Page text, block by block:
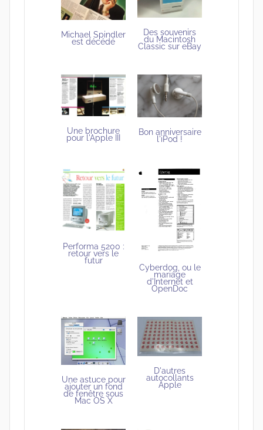
Michael Spindler
est décédé
Des souvenirs
du Macintosh
Classic sur eBay
Une brochure
pour l'Apple III
Bon anniversaire
l'iPod !
Performa 5200 :
retour vers le
futur
Cyberdog, ou le
mariage
d'Internet et
OpenDoc
Une astuce pour
ajouter un fond
de fenêtre sous
Mac OS X
D'autres
autocollants
Apple